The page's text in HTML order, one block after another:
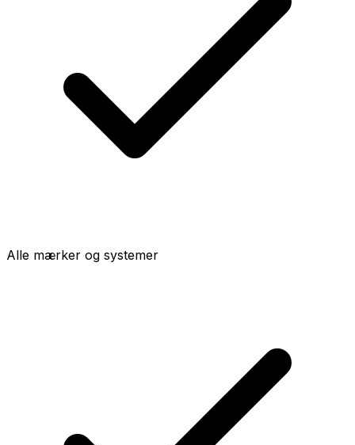
Alle mærker og systemer